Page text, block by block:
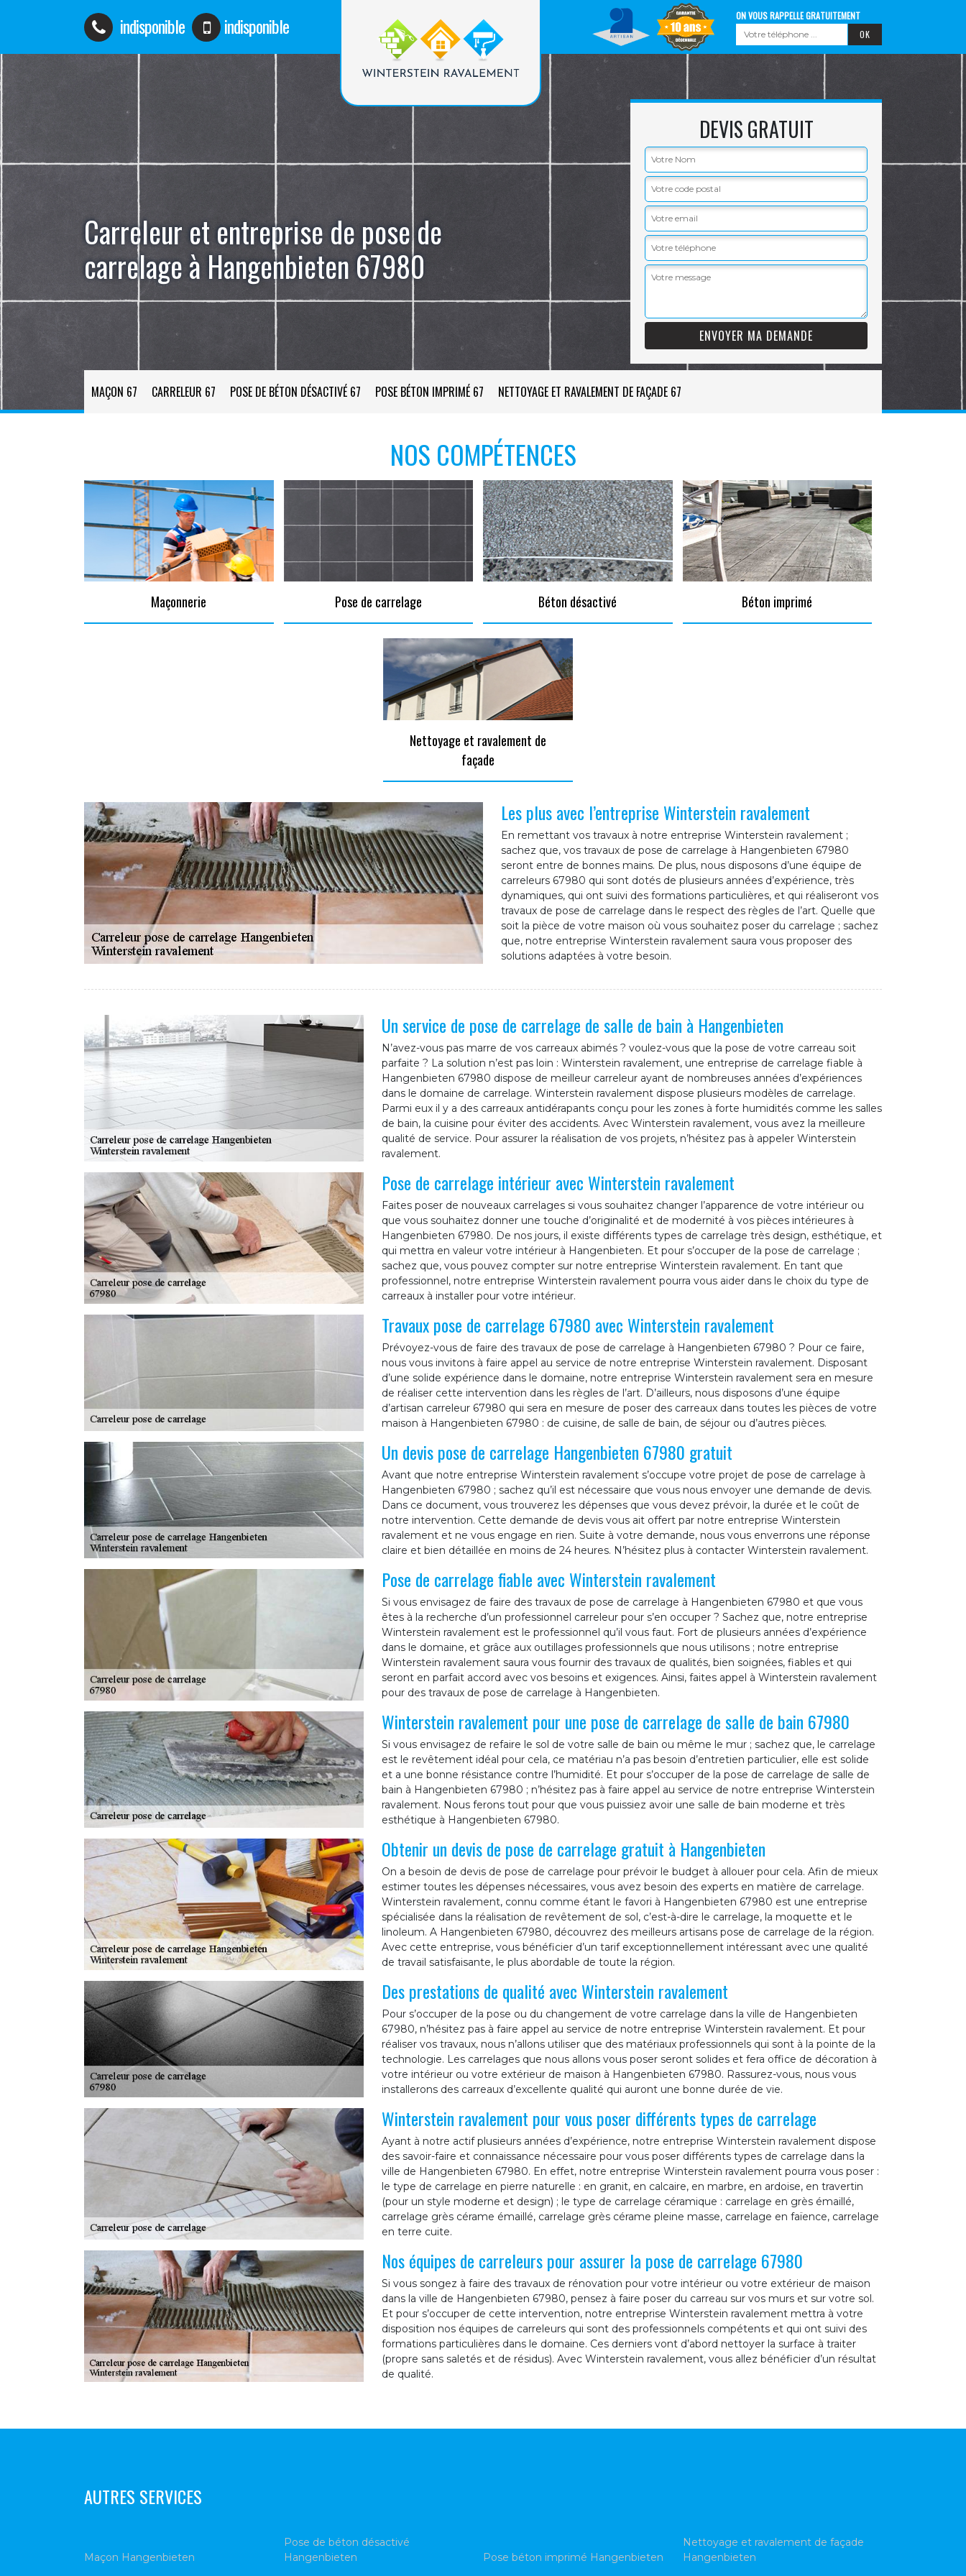
indisponible indisponible ON VOUS RAPPELLE GRATUITEMENT
Carreleur et entreprise de pose de
carrelage à Hangenbieten 67980
DEVIS GRATUIT
MAÇON 67 CARRELEUR 67 POSE DE BÉTON DÉSACTIVÉ 67 POSE BÉTON IMPRIMÉ 67 NETTOYAGE ET RAVALEMENT DE FAÇADE 67
NOS COMPÉTENCES
Maçonnerie Pose de carrelage Béton désactivé Béton imprimé
Nettoyage et ravalement de
façade
Les plus avec l’entreprise Winterstein ravalement
En remettant vos travaux à notre entreprise Winterstein ravalement ;
sachez que, vos travaux de pose de carrelage à Hangenbieten 67980
seront entre de bonnes mains. De plus, nous disposons d’une équipe de
carreleurs 67980 qui sont dotés de plusieurs années d’expérience, très
dynamiques, qui ont suivi des formations particulières, et qui réaliseront vos
travaux de pose de carrelage dans le respect des règles de l’art. Quelle que
soit la pièce de votre maison où vous souhaitez poser du carrelage ; sachez
que, notre entreprise Winterstein ravalement saura vous proposer des
solutions adaptées à votre besoin.
Un service de pose de carrelage de salle de bain à Hangenbieten
N’avez-vous pas marre de vos carreaux abimés ? voulez-vous que la pose de votre carreau soit
parfaite ? La solution n’est pas loin : Winterstein ravalement, une entreprise de carrelage fiable à
Hangenbieten 67980 dispose de meilleur carreleur ayant de nombreuses années d’expériences
dans le domaine de carrelage. Winterstein ravalement dispose plusieurs modèles de carrelage.
Parmi eux il y a des carreaux antidérapants conçu pour les zones à forte humidités comme les salles
de bain, la cuisine pour éviter des accidents. Avec Winterstein ravalement, vous avez la meilleure
qualité de service. Pour assurer la réalisation de vos projets, n’hésitez pas à appeler Winterstein
ravalement.
Pose de carrelage intérieur avec Winterstein ravalement
Faites poser de nouveaux carrelages si vous souhaitez changer l’apparence de votre intérieur ou
que vous souhaitez donner une touche d’originalité et de modernité à vos pièces intérieures à
Hangenbieten 67980. De nos jours, il existe différents types de carrelage très design, esthétique, et
qui mettra en valeur votre intérieur à Hangenbieten. Et pour s’occuper de la pose de carrelage ;
sachez que, vous pouvez compter sur notre entreprise Winterstein ravalement. En tant que
professionnel, notre entreprise Winterstein ravalement pourra vous aider dans le choix du type de
carreaux à installer pour votre intérieur.
Travaux pose de carrelage 67980 avec Winterstein ravalement
Prévoyez-vous de faire des travaux de pose de carrelage à Hangenbieten 67980 ? Pour ce faire,
nous vous invitons à faire appel au service de notre entreprise Winterstein ravalement. Disposant
d’une solide expérience dans le domaine, notre entreprise Winterstein ravalement sera en mesure
de réaliser cette intervention dans les règles de l’art. D’ailleurs, nous disposons d’une équipe
d’artisan carreleur 67980 qui sera en mesure de poser des carreaux dans toutes les pièces de votre
maison à Hangenbieten 67980 : de cuisine, de salle de bain, de séjour ou d’autres pièces.
Un devis pose de carrelage Hangenbieten 67980 gratuit
Avant que notre entreprise Winterstein ravalement s’occupe votre projet de pose de carrelage à
Hangenbieten 67980 ; sachez qu’il est nécessaire que vous nous envoyer une demande de devis.
Dans ce document, vous trouverez les dépenses que vous devez prévoir, la durée et le coût de
notre intervention. Cette demande de devis vous ait offert par notre entreprise Winterstein
ravalement et ne vous engage en rien. Suite à votre demande, nous vous enverrons une réponse
claire et bien détaillée en moins de 24 heures. N’hésitez plus à contacter Winterstein ravalement.
Pose de carrelage fiable avec Winterstein ravalement
Si vous envisagez de faire des travaux de pose de carrelage à Hangenbieten 67980 et que vous
êtes à la recherche d’un professionnel carreleur pour s’en occuper ? Sachez que, notre entreprise
Winterstein ravalement est le professionnel qu’il vous faut. Fort de plusieurs années d’expérience
dans le domaine, et grâce aux outillages professionnels que nous utilisons ; notre entreprise
Winterstein ravalement saura vous fournir des travaux de qualités, bien soignées, fiables et qui
seront en parfait accord avec vos besoins et exigences. Ainsi, faites appel à Winterstein ravalement
pour des travaux de pose de carrelage à Hangenbieten.
Winterstein ravalement pour une pose de carrelage de salle de bain 67980
Si vous envisagez de refaire le sol de votre salle de bain ou même le mur ; sachez que, le carrelage
est le revêtement idéal pour cela, ce matériau n’a pas besoin d’entretien particulier, elle est solide
et a une bonne résistance contre l’humidité. Et pour s’occuper de la pose de carrelage de salle de
bain à Hangenbieten 67980 ; n’hésitez pas à faire appel au service de notre entreprise Winterstein
ravalement. Nous ferons tout pour que vous puissiez avoir une salle de bain moderne et très
esthétique à Hangenbieten 67980.
Obtenir un devis de pose de carrelage gratuit à Hangenbieten
On a besoin de devis de pose de carrelage pour prévoir le budget à allouer pour cela. Afin de mieux
estimer toutes les dépenses nécessaires, vous avez besoin des experts en matière de carrelage.
Winterstein ravalement, connu comme étant le favori à Hangenbieten 67980 est une entreprise
spécialisée dans la réalisation de revêtement de sol, c’est-à-dire le carrelage, la moquette et le
linoleum. A Hangenbieten 67980, découvrez des meilleurs artisans pose de carrelage de la région.
Avec cette entreprise, vous bénéficier d’un tarif exceptionnellement intéressant avec une qualité
de travail satisfaisante, le plus abordable de toute la région.
Des prestations de qualité avec Winterstein ravalement
Pour s’occuper de la pose ou du changement de votre carrelage dans la ville de Hangenbieten
67980, n’hésitez pas à faire appel au service de notre entreprise Winterstein ravalement. Et pour
réaliser vos travaux, nous n’allons utiliser que des matériaux professionnels qui sont à la pointe de la
technologie. Les carrelages que nous allons vous poser seront solides et fera office de décoration à
votre intérieur ou votre extérieur de maison à Hangenbieten 67980. Rassurez-vous, nous vous
installerons des carreaux d’excellente qualité qui auront une bonne durée de vie.
Winterstein ravalement pour vous poser différents types de carrelage
Ayant à notre actif plusieurs années d’expérience, notre entreprise Winterstein ravalement dispose
des savoir-faire et connaissance nécessaire pour vous poser différents types de carrelage dans la
ville de Hangenbieten 67980. En effet, notre entreprise Winterstein ravalement pourra vous poser :
le type de carrelage en pierre naturelle : en granit, en calcaire, en marbre, en ardoise, en travertin
(pour un style moderne et design) ; le type de carrelage céramique : carrelage en grès émaillé,
carrelage grès cérame émaillé, carrelage grès cérame pleine masse, carrelage en faïence, carrelage
en terre cuite.
Nos équipes de carreleurs pour assurer la pose de carrelage 67980
Si vous songez à faire des travaux de rénovation pour votre intérieur ou votre extérieur de maison
dans la ville de Hangenbieten 67980, pensez à faire poser du carreau sur vos murs et sur votre sol.
Et pour s’occuper de cette intervention, notre entreprise Winterstein ravalement mettra à votre
disposition nos équipes de carreleurs qui sont des professionnels compétents et qui ont suivi des
formations particulières dans le domaine. Ces derniers vont d’abord nettoyer la surface à traiter
(propre sans saletés et de résidus). Avec Winterstein ravalement, vous allez bénéficier d’un résultat
de qualité.
AUTRES SERVICES
Maçon Hangenbieten
Pose de béton désactivé
Hangenbieten
Pose béton imprimé Hangenbieten
Nettoyage et ravalement de façade
Hangenbieten